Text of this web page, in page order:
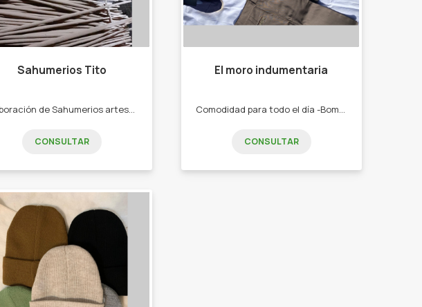
Sahumerios Tito
Elaboración de Sahumerios artesanales y con fragancias ricas. -varitas finas -Doble empaste -Triple empaste -7 veces empastadas - Conito -Conitos para cascada -Hornitos.
CONSULTAR
El moro indumentaria
CONSULTAR